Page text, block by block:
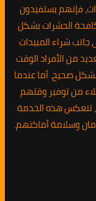
فإنهم يستفيدون
الحشرات بشكل
جانب شراء المبيدات
من الأفراد الوقت
صحيح. أما عندما
من توفير وقتهم
تنعكس هذه الخدمة
وسلامة أماكنهم.